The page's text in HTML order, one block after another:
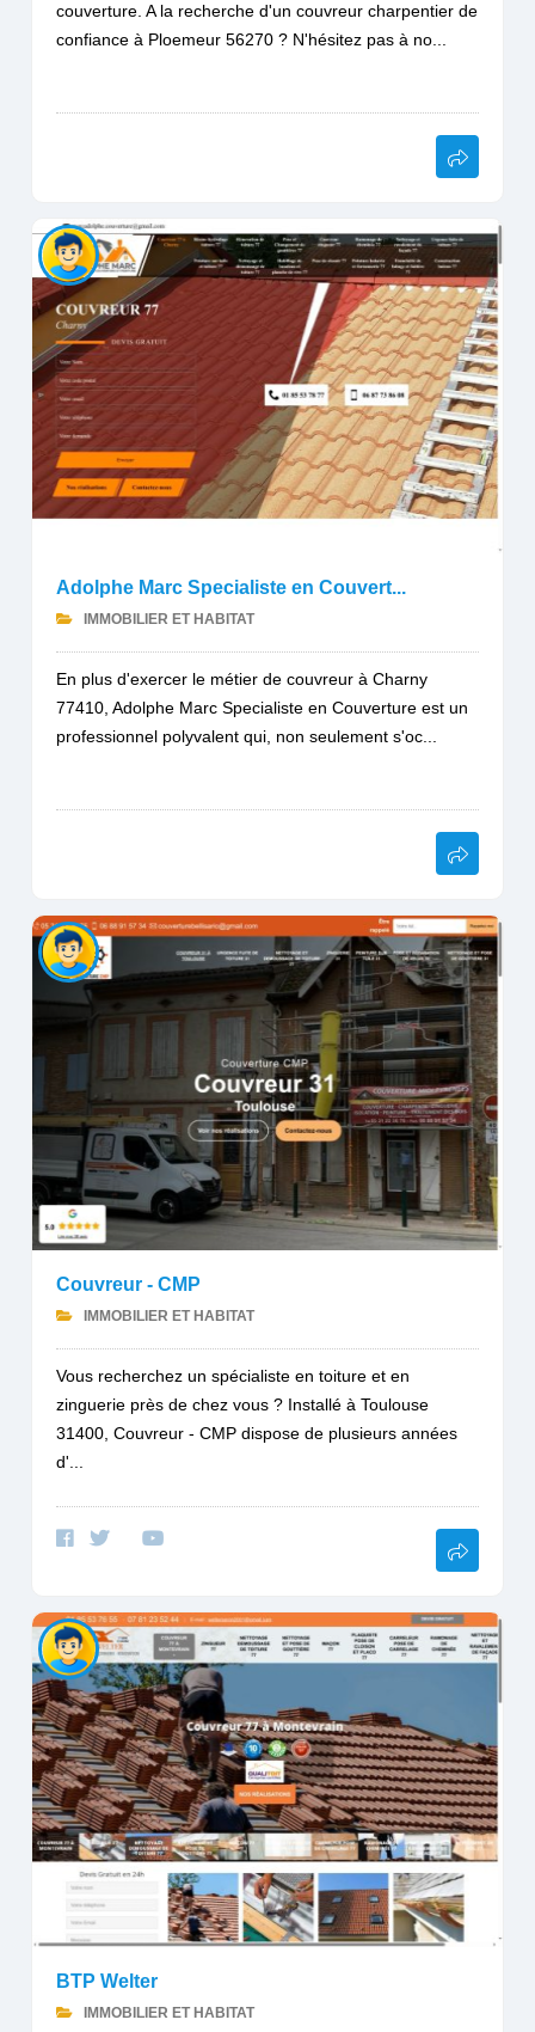
couverture. A la recherche d'un couvreur charpentier de
confiance à Ploemeur 56270 ? N'hésitez pas à no...
Adolphe Marc Specialiste en Couvert...
IMMOBILIER ET HABITAT
En plus d'exercer le métier de couvreur à Charny
77410, Adolphe Marc Specialiste en Couverture est un
professionnel polyvalent qui, non seulement s'oc...
Couvreur - CMP
IMMOBILIER ET HABITAT
Vous recherchez un spécialiste en toiture et en
zinguerie près de chez vous ? Installé à Toulouse
31400, Couvreur - CMP dispose de plusieurs années
d'...
BTP Welter
IMMOBILIER ET HABITAT